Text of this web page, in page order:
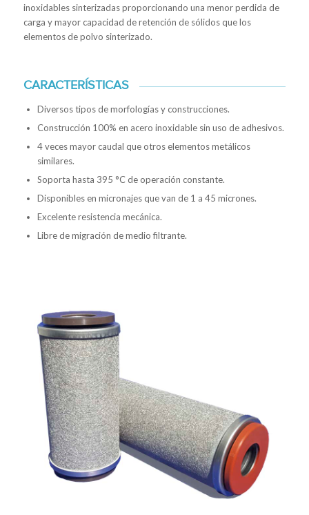
inoxidables sinterizadas proporcionando una menor perdida de
carga y mayor capacidad de retención de sólidos que los
elementos de polvo sinterizado.
CARACTERÍSTICAS
Diversos tipos de morfologías y construcciones.
Construcción 100% en acero inoxidable sin uso de adhesivos.
4 veces mayor caudal que otros elementos metálicos
similares.
Soporta hasta 395 °C de operación constante.
Disponibles en micronajes que van de 1 a 45 micrones.
Excelente resistencia mecánica.
Libre de migración de medio filtrante.